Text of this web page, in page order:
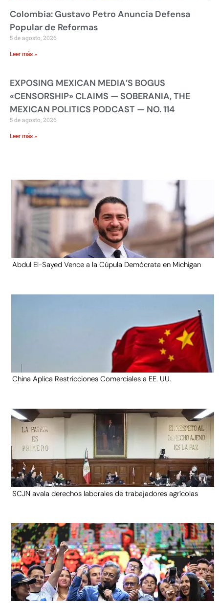
Colombia: Gustavo Petro Anuncia Defensa
Popular de Reformas
5 de agosto, 2026
Leer más »
EXPOSING MEXICAN MEDIA’S BOGUS
«CENSORSHIP» CLAIMS — SOBERANIA, THE
MEXICAN POLITICS PODCAST — NO. 114
5 de agosto, 2026
Leer más »
Abdul El-Sayed Vence a la Cúpula Demócrata en Michigan
China Aplica Restricciones Comerciales a EE. UU.
SCJN avala derechos laborales de trabajadores agrícolas